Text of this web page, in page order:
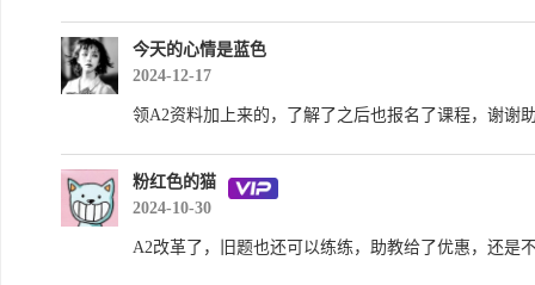
今天的心情是蓝色
2024-12-17
领A2资料加上来的，了解了之后也报名了课程，谢谢
粉红色的猫
2024-10-30
A2改革了，旧题也还可以练练，助教给了优惠，还是